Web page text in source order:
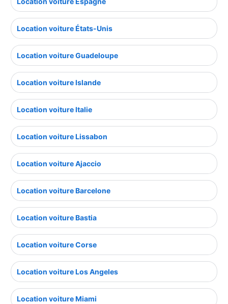
Location voiture États-Unis
Location voiture Guadeloupe
Location voiture Islande
Location voiture Italie
Location voiture Lissabon
Location voiture Ajaccio
Location voiture Barcelone
Location voiture Bastia
Location voiture Corse
Location voiture Los Angeles
Location voiture Miami